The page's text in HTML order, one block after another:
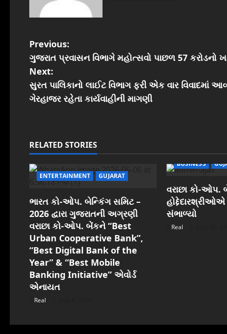
P
o
s
t
a
v
g
a
t
i
o
Previous:
ગુજરાત પ્રવાસન વિભાગે મહોત્સવો પાછળ 57 કરોડનો
Next:
સુરત પાલિકાનો લાઈટ વિભાગ ફરી એક વાર વિવાદમાં
ગેરહાજર રહેતા કાર્યવાહીની માગણી
RELATED STORIES
ENTERTAINMENT GUJARAT
ભારત કો-ઓપ. બેન્કિંગ સમિટ –
2026 દ્વારા ગુજરાતની અગ્રણી
વરાછા કો-ઓપ. બેંકને “Best
Urban Cooperative Bank”,
“Best Digital Bank of the
Year” & “Best Mobile
Banking Initiative” એવોર્ડ
એનાયત
Real
BUSINESS
વરાછા કો-ઓપ.
હોદ્દેદારશ્રીઓએ
સંભાળ્યો
Real